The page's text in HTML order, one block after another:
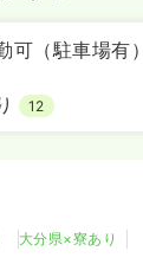
可（駐車場有）
12
大分県×寮あり